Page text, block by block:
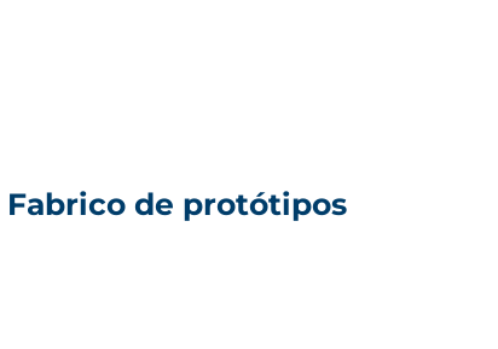
Fabrico de protótipos